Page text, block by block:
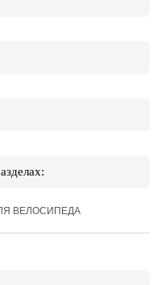
ВЕЛОСИПЕДА